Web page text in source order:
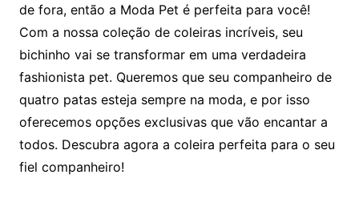
de fora, então a Moda Pet é perfeita para você!
Com a nossa coleção de coleiras incríveis, seu
bichinho vai se transformar em uma verdadeira
fashionista pet. Queremos que seu companheiro de
quatro patas esteja sempre na moda, e por isso
oferecemos opções exclusivas que vão encantar a
todos. Descubra agora a coleira perfeita para o seu
fiel companheiro!